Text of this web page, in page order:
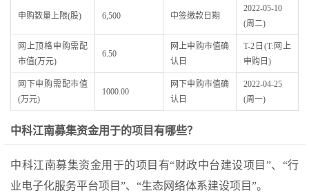
申购数量上限(股) 6,500 中签缴款日期
2022-05-10
(周二)
网上顶格申购需配
市值(万元)
6.50
网上申购市值确
认日
T-2日(T:网上
申购日)
网下申购需配市值
(万元)
1000.00
网下申购市值确
认日
2022-04-25
(周一)
中科江南募集资金用于的项目有哪些？
中科江南募集资金用于的项目有“财政中台建设项目”、“行
业电子化服务平台项目”、“生态网络体系建设项目”。